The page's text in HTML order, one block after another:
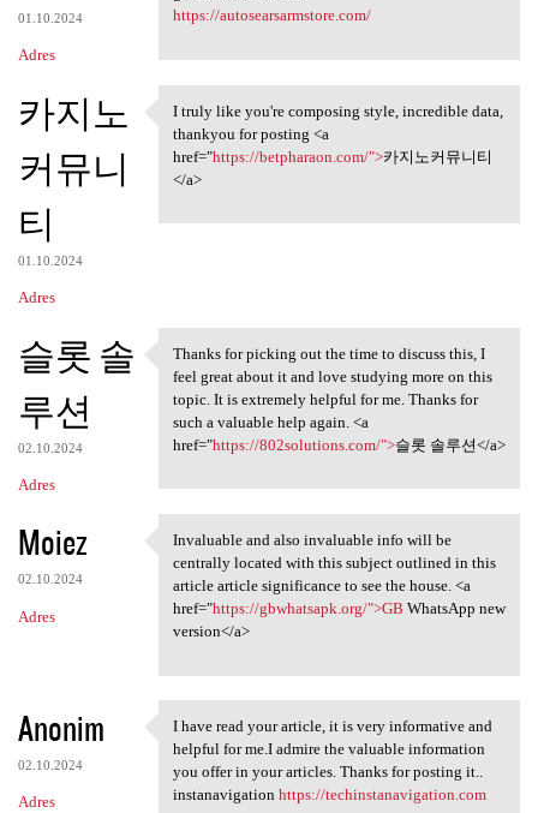
01.10.2024
Adres
https://autosearsarmstore.com/
카지노
커뮤니
티
01.10.2024
Adres
I truly like you're composing
I truly like you're composing style, incredible data,
thankyou for posting <a
href="https://betpharaon.com/">카지노커뮤니티
</a>
슬롯 솔
루션
02.10.2024
Adres
Thanks for picking out the
Thanks for picking out the time to discuss this, I
feel great about it and love studying more on this
topic. It is extremely helpful for me. Thanks for
such a valuable help again. <a
href="https://802solutions.com/">슬롯 솔루션</a>
Moiez
02.10.2024
Adres
Invaluable and also
Invaluable and also invaluable info will be
centrally located with this subject outlined in this
article article significance to see the house. <a
href="https://gbwhatsapk.org/">GB WhatsApp new
version</a>
Anonim
02.10.2024
Adres
I have read your article, it
I have read your article, it is very informative and
helpful for me.I admire the valuable information
you offer in your articles. Thanks for posting it..
instanavigation https://techinstanavigation.com